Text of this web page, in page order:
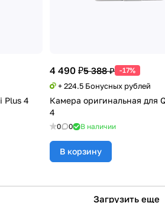
Plus 4
4 490 ₽5 388 ₽ -17%
+ 224.5 Бонусных рублей
Камера оригинальная для
4
0 0 В наличии
В корзину
Загрузить еще